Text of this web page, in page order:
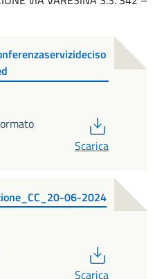
Scarica
06-2024
Scarica